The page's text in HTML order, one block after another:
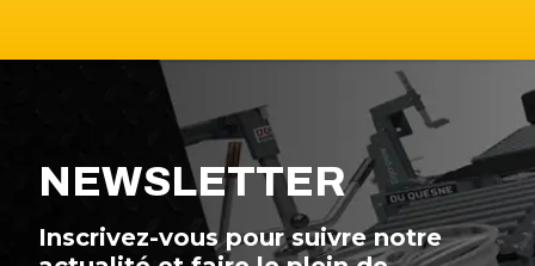
NEWSLETTER
Inscrivez-vous pour suivre notre